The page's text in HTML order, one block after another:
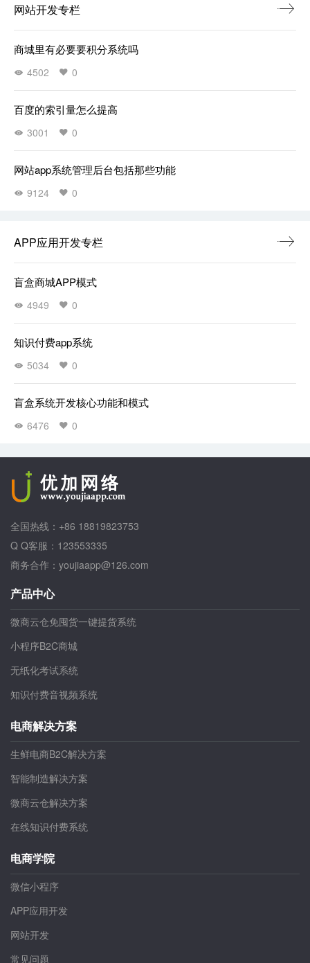
网站开发专栏
商城里有必要要积分系统吗
4502 0
百度的索引量怎么提高
3001 0
网站app系统管理后台包括那些功能
9124 0
APP应用开发专栏
盲盒商城APP模式
4949 0
知识付费app系统
5034 0
盲盒系统开发核心功能和模式
6476 0
全国热线：+86 18819823753
Q Q客服：123553335
商务合作：youjiaapp@126.com
产品中心
微商云仓免囤货一键提货系统
小程序B2C商城
无纸化考试系统
知识付费音视频系统
电商解决方案
生鲜电商B2C解决方案
智能制造解决方案
微商云仓解决方案
在线知识付费系统
电商学院
微信小程序
APP应用开发
网站开发
常见问题